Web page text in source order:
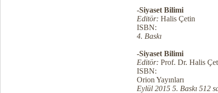
-Siyaset Bilimi
Editör: Halis Çetin
ISBN:
4. Baskı
-Siyaset Bilimi
Editör: Prof. Dr. Halis
ISBN:
Orion Yayınları
Eylül 2015 5. Baskı 512